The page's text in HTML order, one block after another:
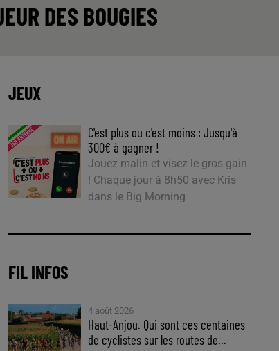
DES BOUGIES
JEUX
C'est plus ou c'est moins : Jusqu'à
300€ à gagner !
Jouez malin et visez le gros gain
! Chaque jour à 8h50 avec Kris
dans le Big Morning
FIL INFOS
4 août 2026
Haut-Anjou. Qui sont ces centaines
de cyclistes sur les routes de...